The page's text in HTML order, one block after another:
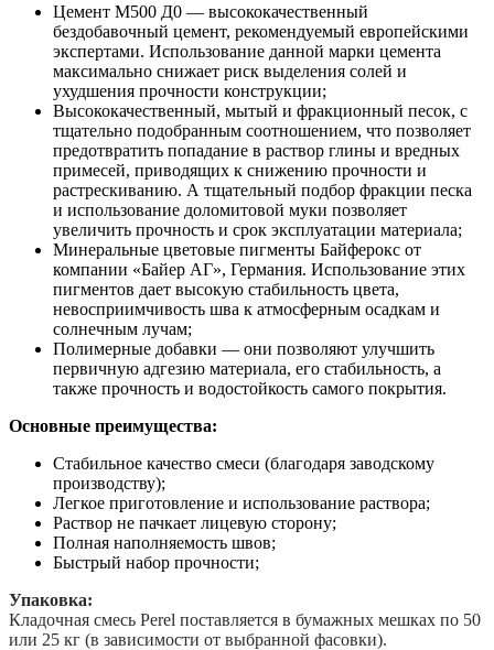
Цемент М500 Д0 — высококачественный
бездобавочный цемент, рекомендуемый европейскими
экспертами. Использование данной марки цемента
максимально снижает риск выделения солей и
ухудшения прочности конструкции;
Высококачественный, мытый и фракционный песок, с
тщательно подобранным соотношением, что позволяет
предотвратить попадание в раствор глины и вредных
примесей, приводящих к снижению прочности и
растрескиванию. А тщательный подбор фракции песка
и использование доломитовой муки позволяет
увеличить прочность и срок эксплуатации материала;
Минеральные цветовые пигменты Байферокс от
компании «Байер АГ», Германия. Использование этих
пигментов дает высокую стабильность цвета,
невосприимчивость шва к атмосферным осадкам и
солнечным лучам;
Полимерные добавки — они позволяют улучшить
первичную адгезию материала, его стабильность, а
также прочность и водостойкость самого покрытия.
Основные преимущества:
Стабильное качество смеси (благодаря заводскому
производству);
Легкое приготовление и использование раствора;
Раствор не пачкает лицевую сторону;
Полная наполняемость швов;
Быстрый набор прочности;
Упаковка:
Кладочная cмесь Perel поставляется в бумажных мешках по 50
или 25 кг (в зависимости от выбранной фасовки).